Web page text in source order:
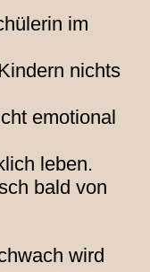
im
nichts
emotional
leben.
bald von
wird